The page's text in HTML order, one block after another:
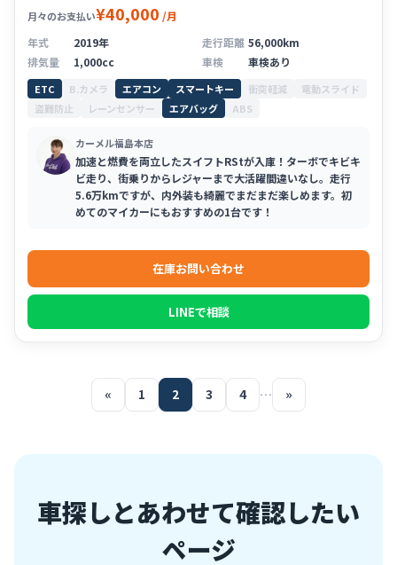
月々のお支払い¥40,000 /月
年式
2019年 走行距離 56,000km
排気量
1,000cc 車検 車検あり
ETC B.カメラ エアコン スマートキー 衝突軽減
電動スライド
盗難防止
レーンセンサー エアバッグ ABS
カーメル福島本店
加速と燃費を両立したスイフトRStが入庫！ターボでキビキ
ビ走り、街乗りからレジャーまで大活躍間違いなし。走行
5.6万kmですが、内外装も綺麗でまだまだ楽しめます。初
めてのマイカーにもおすすめの1台です！
在庫お問い合わせ
LINEで相談
« 1 2 3 4 … »
車探しとあわせて確認したい
ページ